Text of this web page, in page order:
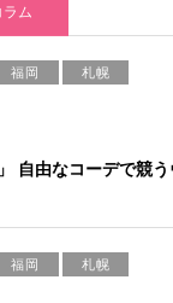
ラム
福岡 札幌
自由なコーデで競
福岡 札幌